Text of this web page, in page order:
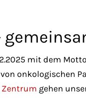
mit dem
onkologischen
Zentrum gehen